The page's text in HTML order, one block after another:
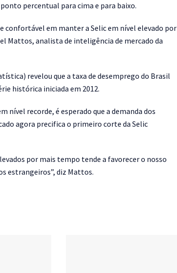
percentual para cima e para baixo.
confortável em manter a Selic em nível elevado por
Mattos, analista de inteligência de mercado da
revelou que a taxa de desemprego do Brasil
histórica iniciada em 2012.
nível recorde, é esperado que a demanda dos
agora precifica o primeiro corte da Selic
por mais tempo tende a favorecer o nosso
estrangeiros”, diz Mattos.